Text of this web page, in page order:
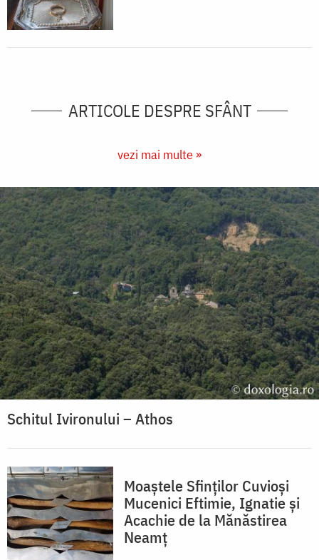
ARTICOLE DESPRE SFÂNT
vezi mai multe »
Schitul Ivironului – Athos
Moaștele Sfinților Cuvioși
Mucenici Eftimie, Ignatie și
Acachie de la Mănăstirea
Neamț